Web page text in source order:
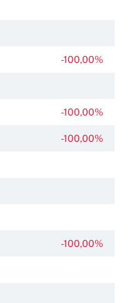
-100,00%
-100,00%
-100,00%
-100,00%